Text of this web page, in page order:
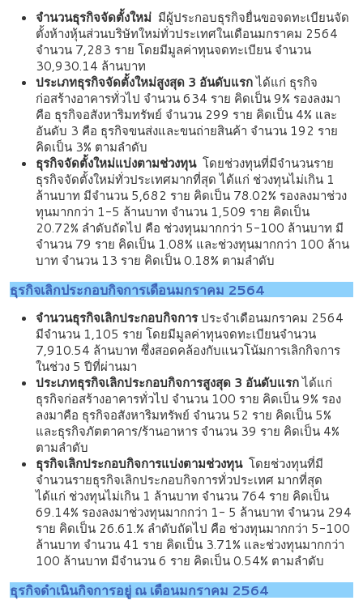
จำนวนธุรกิจจัดตั้งใหม่ มีผู้ประกอบธุรกิจยื่นขอจดทะเบียนจัด
ตั้งห้างหุ้นส่วนบริษัทใหม่ทั่วประเทศในเดือนมกราคม 2564
จำนวน 7,283 ราย โดยมีมูลค่าทุนจดทะเบียน จำนวน
30,930.14 ล้านบาท
ประเภทธุรกิจจัดตั้งใหม่สูงสุด 3 อันดับแรกได้แก่ ธุรกิจ
ก่อสร้างอาคารทั่วไป จำนวน 634 ราย คิดเป็น 9% รองลงมา
คือ ธุรกิจอสังหาริมทรัพย์ จำนวน 299 ราย คิดเป็น 4% และ
อันดับ 3 คือ ธุรกิจขนส่งและขนถ่ายสินค้า จำนวน 192 ราย
คิดเป็น 3% ตามลำดับ
ธุรกิจจัดตั้งใหม่แบ่งตามช่วงทุน โดยช่วงทุนที่มีจำนวนราย
ธุรกิจจัดตั้งใหม่ทั่วประเทศมากที่สุด ได้แก่ ช่วงทุนไม่เกิน 1
ล้านบาท มีจำนวน 5,682 ราย คิดเป็น 78.02% รองลงมาช่วง
ทุนมากกว่า 1-5 ล้านบาท จำนวน 1,509 ราย คิดเป็น
20.72% ลำดับถัดไป คือ ช่วงทุนมากกว่า 5-100 ล้านบาท มี
จำนวน 79 ราย คิดเป็น 1.08% และช่วงทุนมากกว่า 100 ล้าน
บาท จำนวน 13 ราย คิดเป็น 0.18% ตามลำดับ
ธุรกิจเลิกประกอบกิจการเดือนมกราคม 2564
จำนวนธุรกิจเลิกประกอบกิจการประจำเดือนมกราคม 2564
มีจำนวน 1,105 ราย โดยมีมูลค่าทุนจดทะเบียนจำนวน
7,910.54 ล้านบาท ซึ่งสอดคล้องกับแนวโน้มการเลิกกิจการ
ในช่วง 5 ปีที่ผ่านมา
ประเภทธุรกิจเลิกประกอบกิจการสูงสุด 3 อันดับแรกได้แก่
ธุรกิจก่อสร้างอาคารทั่วไป จำนวน 100 ราย คิดเป็น 9% รอง
ลงมาคือ ธุรกิจอสังหาริมทรัพย์ จำนวน 52 ราย คิดเป็น 5%
และธุรกิจภัตตาคาร/ร้านอาหาร จำนวน 39 ราย คิดเป็น 4%
ตามลำดับ
ธุรกิจเลิกประกอบกิจการแบ่งตามช่วงทุนโดยช่วงทุนที่มี
จำนวนรายธุรกิจเลิกประกอบกิจการทั่วประเทศ มากที่สุด
ได้แก่ ช่วงทุนไม่เกิน 1 ล้านบาท จำนวน 764 ราย คิดเป็น
69.14% รองลงมาช่วงทุนมากกว่า 1- 5 ล้านบาท จำนวน 294
ราย คิดเป็น 26.61.% ลำดับถัดไป คือ ช่วงทุนมากกว่า 5-100
ล้านบาท จำนวน 41 ราย คิดเป็น 3.71% และช่วงทุนมากกว่า
100 ล้านบาท มีจำนวน 6 ราย คิดเป็น 0.54% ตามลำดับ
ธุรกิจดำเนินกิจการอยู่ ณ เดือนมกราคม 2564